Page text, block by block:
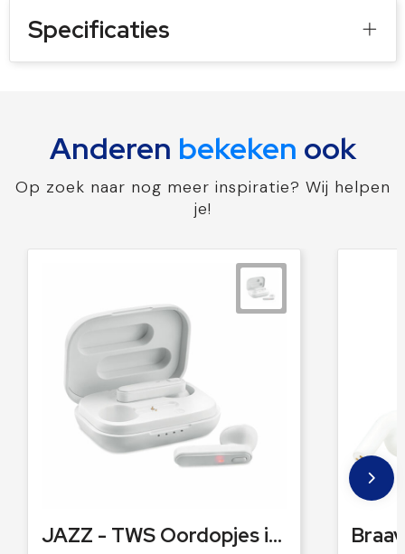
Specificaties
Anderen bekeken ook
Op zoek naar nog meer inspiratie? Wij helpen
je!
JAZZ - TWS Oordopjes in oplaadcassette